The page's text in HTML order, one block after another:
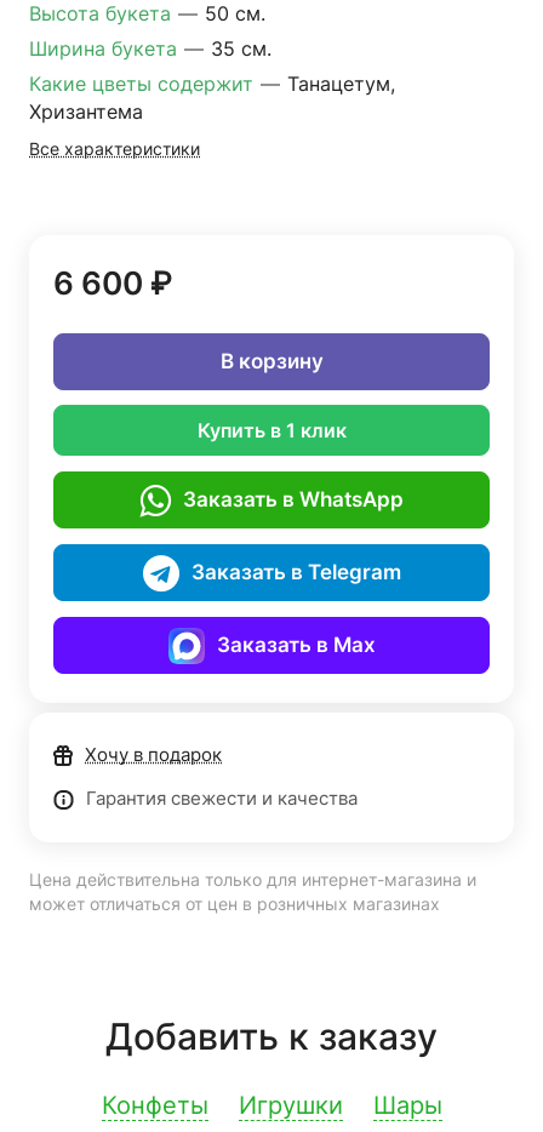
Высота букета — 50 см.
Ширина букета — 35 см.
Какие цветы содержит — Танацетум,
Хризантема
Все характеристики
6 600 ₽
В корзину
Купить в 1 клик
Заказать в WhatsApp
Заказать в Telegram
Заказать в Max
Хочу в подарок
Гарантия свежести и качества
Цена действительна только для интернет-магазина и
может отличаться от цен в розничных магазинах
Добавить к заказу
Конфеты Игрушки Шары